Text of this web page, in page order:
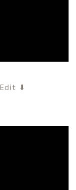
Edit ⬇︎